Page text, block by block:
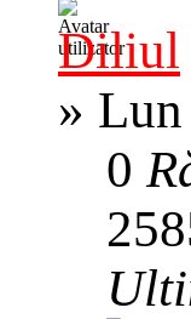
Diliul
»
0